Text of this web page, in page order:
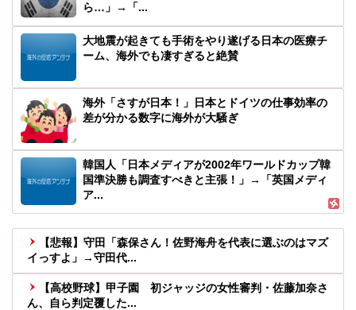
ら…」→「...
大地震が起きても手術をやり遂げる日本の医療チ
ーム、海外でも凄すぎると絶賛
海外「さすが日本！」日本とドイツの仕事効率の
差が分かる数字に海外が大騒ぎ
韓国人「日本メディアが2002年ワールドカップ韓
国準決勝も調査すべきと主張！」→「英国メディ
ア...
【悲報】守田「森保さん！佐野海舟を代表に選ぶのはマズ
イっすよ」→守田代...
【高校野球】甲子園 初ジャッジの女性審判・佐藤加奈さ
ん、自ら判定覆した...